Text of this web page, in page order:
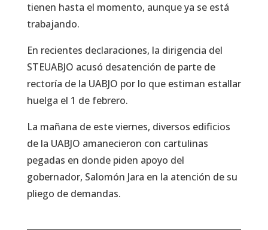
tienen hasta el momento, aunque ya se está
trabajando.
En recientes declaraciones, la dirigencia del
STEUABJO acusó desatención de parte de
rectoría de la UABJO por lo que estiman estallar
huelga el 1 de febrero.
La mañana de este viernes, diversos edificios
de la UABJO amanecieron con cartulinas
pegadas en donde piden apoyo del
gobernador, Salomón Jara en la atención de su
pliego de demandas.